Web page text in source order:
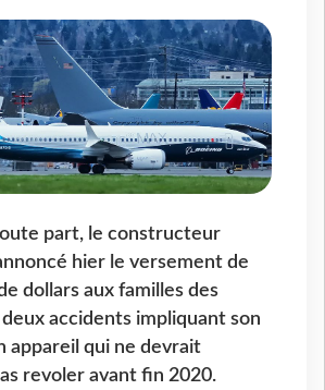
part, le constructeur
hier le versement de
dollars aux familles des
accidents impliquant son
appareil qui ne devrait
revoler avant fin 2020.